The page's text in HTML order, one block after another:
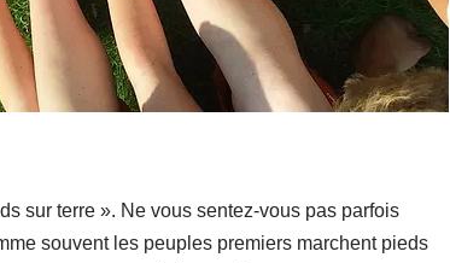
sur terre ». Ne vous sentez-vous pas parfois
souvent les peuples premiers marchent pieds